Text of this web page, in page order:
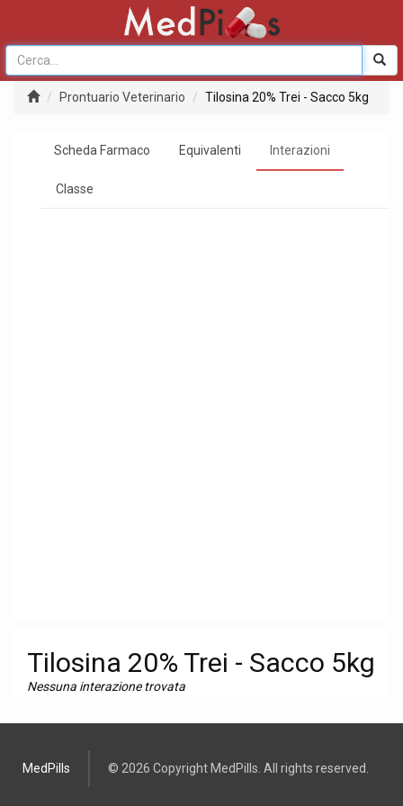
Prontuario Veterinario Tilosina 20% Trei - Sacco 5kg
Scheda Farmaco Equivalenti Interazioni
Classe
Tilosina 20% Trei - Sacco 5kg
Nessuna interazione trovata
MedPills © 2026 Copyright MedPills. All rights reserved.